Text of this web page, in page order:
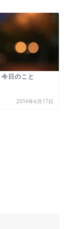
日のこと
2014年6月17日